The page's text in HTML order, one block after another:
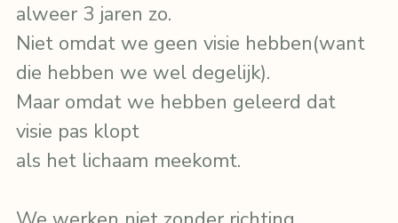
alweer 3 jaren zo.
Niet omdat we geen visie hebben(want
die hebben we wel degelijk).
Maar omdat we hebben geleerd dat
visie pas klopt
als het lichaam meekomt.